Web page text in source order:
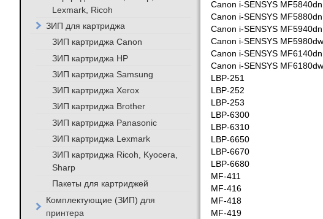
Canon i-SENSYS MF5840dn
Canon i-SENSYS MF5880dn
Canon i-SENSYS MF5940dn
Canon i-SENSYS MF5980dw
Canon i-SENSYS MF6140dn
Canon i-SENSYS MF6180dw
LBP-251
LBP-252
LBP-253
LBP-6300
LBP-6310
LBP-6650
LBP-6670
LBP-6680
MF-411
MF-416
MF-418
MF-419
Lexmark, Ricoh
ЗИП для картриджа
ЗИП картриджа Canon
ЗИП картриджа HP
ЗИП картриджа Samsung
ЗИП картриджа Xerox
ЗИП картриджа Brother
ЗИП картриджа Panasonic
ЗИП картриджа Lexmark
ЗИП картриджа Ricoh, Kyocera,
Sharp
Пакеты для картриджей
Комплектующие (ЗИП) для
принтера